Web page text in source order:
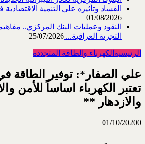
الفساد وتأثيره على التنمية
01/08/2026
النقود وعمليات البنك المركزي..
التجربة العراقية... 25/07/2026
الرئيسية الكهرباء والطاقة المتجددة
علي الصفار*: توفير الطاقة
تعتبر الكهرباء اساساً للأمن
والازدهار **
01/10/20200